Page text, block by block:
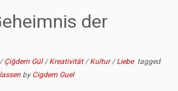
der
/Çiğdem Gül/Kreativität/Kultur/Liebe tagged
by Cigdem Guel